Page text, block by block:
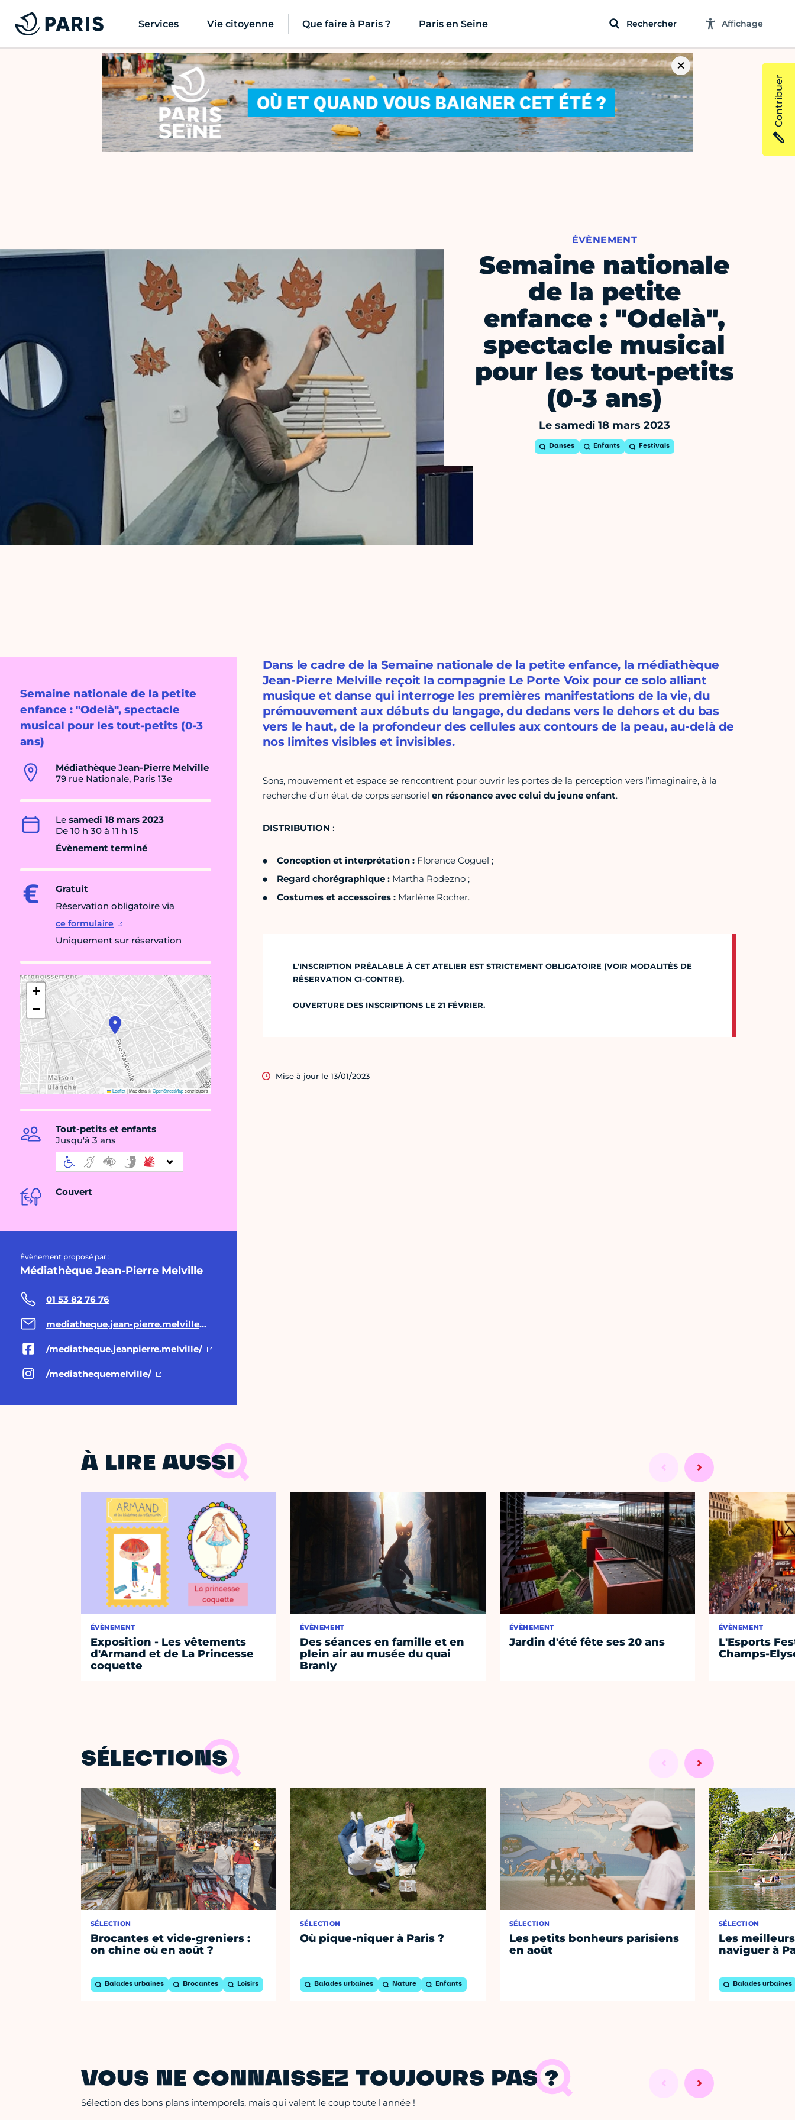
Services Vie citoyenne Que faire à Paris ? Paris en Seine Rechercher Affichage
ÉVÈNEMENT
Semaine nationale
de la petite
enfance : "Odelà",
spectacle musical
pour les tout-petits
(0-3 ans)
Le samedi 18 mars 2023
Danses Enfants Festivals
Semaine nationale de la petite
enfance : "Odelà", spectacle
musical pour les tout-petits (0-3
ans)
Médiathèque Jean-Pierre Melville
79 rue Nationale, Paris 13e
Le samedi 18 mars 2023
De 10 h 30 à 11 h 15
Évènement terminé
Gratuit
Réservation obligatoire via
ce formulaire
Uniquement sur réservation
+
−
Leaflet|Map data ©OpenStreetMapcontributors
Tout-petits et enfants
Jusqu'à 3 ans
Couvert
Évènement proposé par :
Médiathèque Jean-Pierre Melville
01 53 82 76 76
mediatheque.jean-pierre.melville@paris.fr
/mediatheque.jeanpierre.melville/
/mediathequemelville/
Dans le cadre de la Semaine nationale de la petite enfance, la médiathèque
Jean-Pierre Melville reçoit la compagnie Le Porte Voix pour ce solo alliant
musique et danse qui interroge les premières manifestations de la vie, du
prémouvement aux débuts du langage, du dedans vers le dehors et du bas
vers le haut, de la profondeur des cellules aux contours de la peau, au-delà de
nos limites visibles et invisibles.
Sons, mouvement et espace se rencontrent pour ouvrir les portes de la perception vers l’imaginaire, à la
recherche d’un état de corps sensoriel en résonance avec celui du jeune enfant.
DISTRIBUTION :
Conception et interprétation :Florence Coguel ;
Regard chorégraphique :Martha Rodezno ;
Costumes et accessoires :Marlène Rocher.
L'INSCRIPTION PRÉALABLE À CET ATELIER EST STRICTEMENT OBLIGATOIRE (VOIR MODALITÉS DE
RÉSERVATION CI-CONTRE).
OUVERTURE DES INSCRIPTIONS LE 21 FÉVRIER.
Mise à jour le 13/01/2023
À LIRE AUSSI
ÉVÈNEMENT
Exposition - Les vêtements
d'Armand et de La Princesse
coquette
ÉVÈNEMENT
Des séances en famille et en
plein air au musée du quai
Branly
ÉVÈNEMENT
Jardin d'été fête ses 20 ans
ÉVÈNEMENT
L'Esports
Champs-
SÉLECTIONS
SÉLECTION
Brocantes et vide-greniers :
on chine où en août ?
Balades urbaines Brocantes Loisirs
SÉLECTION
Où pique-niquer à Paris ?
Balades urbaines Nature Enfants
SÉLECTION
Les petits bonheurs parisiens
en août
SÉLECTION
Les
naviguer à
Balades urbaines
VOUS NE CONNAISSEZ TOUJOURS PAS ?
Sélection des bons plans intemporels, mais qui valent le coup toute l'année !
Contribuer